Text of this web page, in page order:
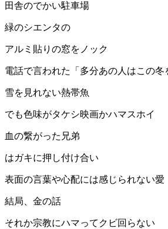
田舎のでかい駐車場
緑のシエンタの
アルミ貼りの窓をノック
電話で言われた「多分あの人はこの冬
雪を見れない熱帯魚
でも色味がタケシ映画かハマスホイ
血の繋がった兄弟
はガキに押し付け合い
表面の言葉や心配には感じられない愛
結局、金の話
それか宗教にハマってクビ回らない